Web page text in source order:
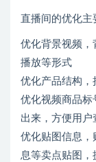
直播间的优化主
优化背景视频，
播放等形式
优化产品结构，
优化视频商品标
出来，方便用户
优化贴图信息，
息等卖点贴图，